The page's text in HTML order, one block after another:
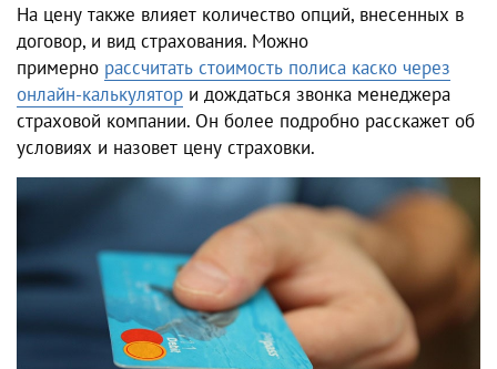
На цену также влияет количество опций, внесенных в
договор, и вид страхования. Можно
примерно рассчитать стоимость полиса каско через
онлайн-калькулятор и дождаться звонка менеджера
страховой компании. Он более подробно расскажет об
условиях и назовет цену страховки.